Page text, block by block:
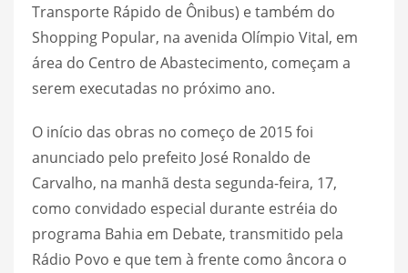
Transporte Rápido de Ônibus) e também do
Shopping Popular, na avenida Olímpio Vital, em
área do Centro de Abastecimento, começam a
serem executadas no próximo ano.
O início das obras no começo de 2015 foi
anunciado pelo prefeito José Ronaldo de
Carvalho, na manhã desta segunda-feira, 17,
como convidado especial durante estréia do
programa Bahia em Debate, transmitido pela
Rádio Povo e que tem à frente como âncora o